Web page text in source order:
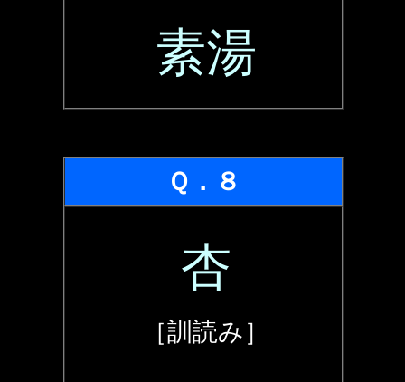
素湯
Ｑ．８
杏
［訓読み］